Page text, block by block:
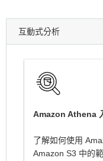
互動式分析
Amazon Athena
了解如何使用
Amazon S3 中的